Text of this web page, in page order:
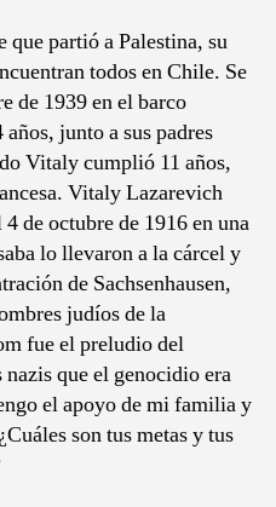
que partió a Palestina, su
todos en Chile. Se
de 1939 en el barco
junto a sus padres
Vitaly cumplió 11 años,
Vitaly Lazarevich
de octubre de 1916 en una
lo llevaron a la cárcel y
de Sachsenhausen,
judíos de la
fue el preludio del
que el genocidio era
el apoyo de mi familia y
son tus metas y tus